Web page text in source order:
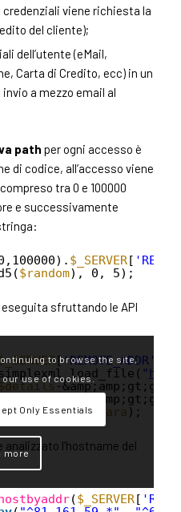
viene richiesta la
del cliente);
dell’utente (eMail,
Carta di Credito, ecc) in un
a mezzo email al
path per ogni accesso è
di codice, all’accesso viene
tra 0 e 100000
e successivamente
$_SERVER[
$random), 0, 5);
sfruttando le API
['REMOTE_ADDR'
"
-
-
($negara );
analizzato l’hostname del
($_SERVER[
to browse the site,
our use of cookies.
Only Essentials
more